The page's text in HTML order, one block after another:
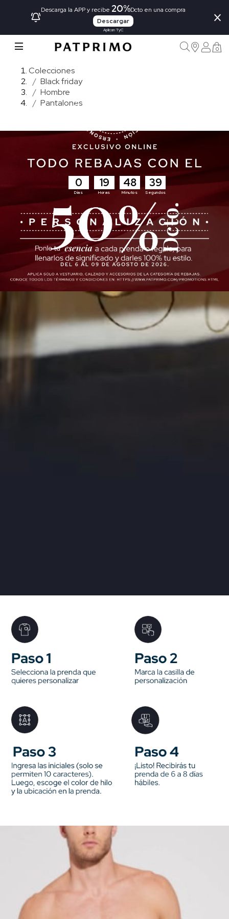
Descarga la APP y recibe 20%Dcto en una compra
Descargar
Aplican TyC
×
0
Colecciones
Black friday
Hombre
Pantalones
0
Días
19
Horas
48
Minutos
37
Segundos